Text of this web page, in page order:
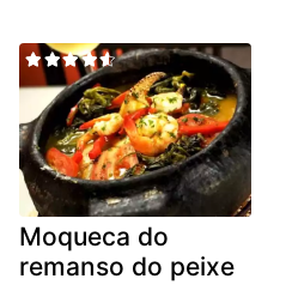
Moqueca do
remanso do peixe